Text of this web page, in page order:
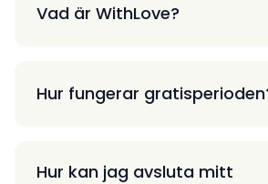
Vad är WithLove?
Hur fungerar
Hur kan jag avsluta mitt